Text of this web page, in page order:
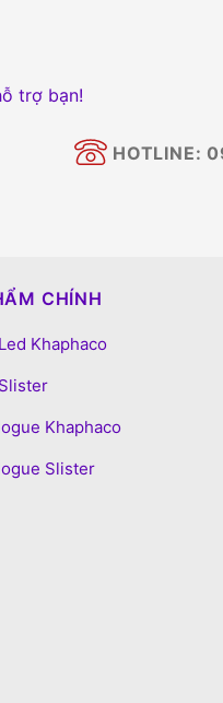
trợ bạn!
HOTLINE:
CHÍNH
Khaphaco
Khaphaco
Slister